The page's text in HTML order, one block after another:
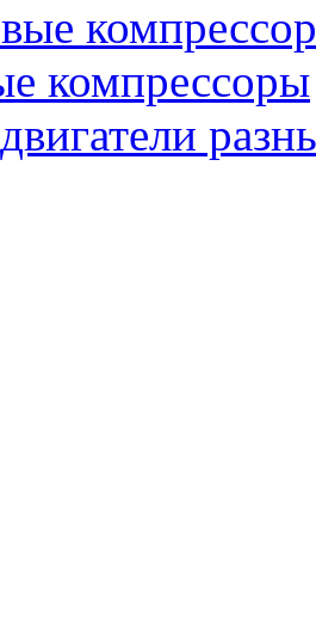
компрессоры